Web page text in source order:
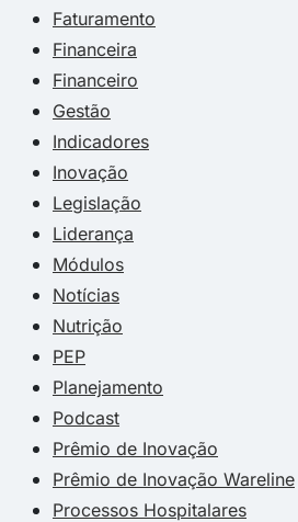
Faturamento
Financeira
Financeiro
Gestão
Indicadores
Inovação
Legislação
Liderança
Módulos
Notícias
Nutrição
PEP
Planejamento
Podcast
Prêmio de Inovação
Prêmio de Inovação Wareline
Processos Hospitalares